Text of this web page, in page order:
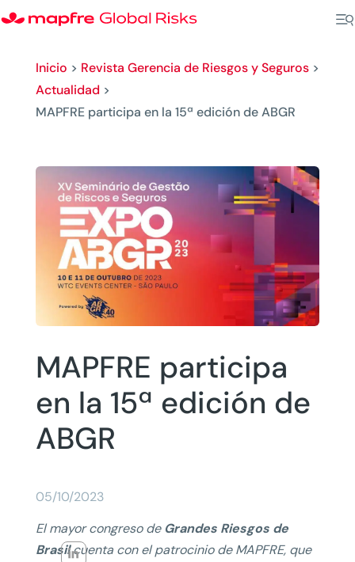
Inicio > Revista Gerencia de Riesgos y Seguros>
Actualidad >
MAPFRE participa en la 15ª edición de ABGR
MAPFRE participa
en la 15ª edición de
ABGR
05/10/2023
El mayor congreso de Grandes Riesgos de
Brasilcuenta con el patrocinio de MAPFRE, que